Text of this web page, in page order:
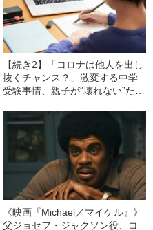
【続き2】「コロナは他人を出し
抜くチャンス？」激変する中学
受験事情、親子が“壊れない”ため
《映画『Michael／マイケル』》
父ジョセフ・ジャクソン役、コ